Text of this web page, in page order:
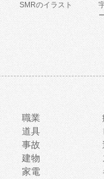
SMRのイラスト
職業
道具
事故
建物
家電